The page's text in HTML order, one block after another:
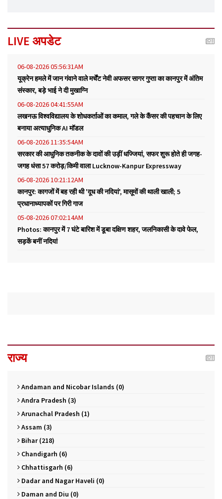
LIVE अपडेट
06-08-2026 05:56:31AM
यूक्रेन हमले में जान गंवाने वाले मर्चेंट नेवी अफसर सागर गुप्ता का कानपुर में अंतिम
संस्कार, बड़े भाई ने दी मुखाग्नि
06-08-2026 04:41:55AM
लखनऊ विश्वविद्यालय के शोधकर्ताओं का कमाल, गले के कैंसर की पहचान के लिए
बनाया अत्याधुनिक AI मॉडल
06-08-2026 11:35:54AM
सरकार की आधुनिक तकनीक के दावों की उड़ीं धज्जियां, सफर शुरू होते ही जगह-
जगह धंसा 57 करोड़/किमी वाला Lucknow-Kanpur Expressway
06-08-2026 10:21:12AM
कानपुर: कागजों में बह रही थी 'दूध की नदियां', मासूमों की थाली खाली; 5
प्रधानाध्यापकों पर गिरी गाज
05-08-2026 07:02:14AM
Photos: कानपुर में 7 घंटे बारिश में डूबा दक्षिण शहर, जलनिकासी के दावे फेल,
सड़कें बनीं नदियां
राज्य
Andaman and Nicobar Islands (0)
Andra Pradesh (3)
Arunachal Pradesh (1)
Assam (3)
Bihar (218)
Chandigarh (6)
Chhattisgarh (6)
Dadar and Nagar Haveli (0)
Daman and Diu (0)